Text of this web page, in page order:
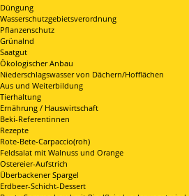
Düngung
Wasserschutzgebietsverordnung
Pflanzenschutz
Grünalnd
Saatgut
Ökologischer Anbau
Niederschlagswasser von Dächern/Hofflächen
Aus und Weiterbildung
Tierhaltung
Ernährung / Hauswirtschaft
Beki-Referentinnen
Rezepte
Rote-Bete-Carpaccio(roh)
Feldsalat mit Walnuss und Orange
Ostereier-Aufstrich
Überbackener Spargel
Erdbeer-Schicht-Dessert